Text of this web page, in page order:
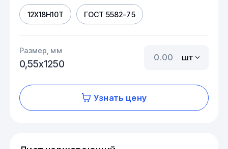
12Х18Н10Т ГОСТ 5582-75
Размер, мм
0,55х1250
шт
Узнать цену